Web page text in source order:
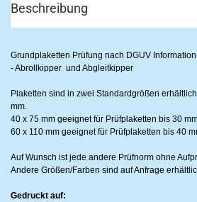
Beschreibung
Grundplaketten Prüfung nach DGUV
- Abrollkipper und Abgleitkipper
Plaketten sind in zwei Standardgrößen
mm.
40 x 75 mm geeignet für Prüfplaketten bis 30
60 x 110 mm geeignet für Prüfplaketten bis 40
Auf Wunsch ist jede andere Prüfnorm ohne
Andere Größen/Farben sind auf Anfrage
Gedruckt auf: